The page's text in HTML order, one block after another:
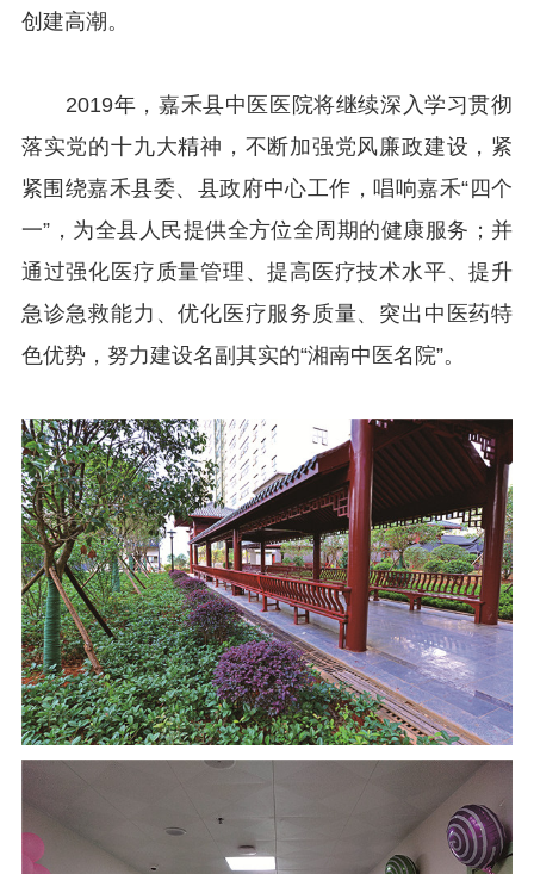
创建高潮。
2019年，嘉禾县中医医院将继续深入学习贯彻
落实党的十九大精神，不断加强党风廉政建设，紧
紧围绕嘉禾县委、县政府中心工作，唱响嘉禾“四个
一”，为全县人民提供全方位全周期的健康服务；并
通过强化医疗质量管理、提高医疗技术水平、提升
急诊急救能力、优化医疗服务质量、突出中医药特
色优势，努力建设名副其实的“湘南中医名院”。